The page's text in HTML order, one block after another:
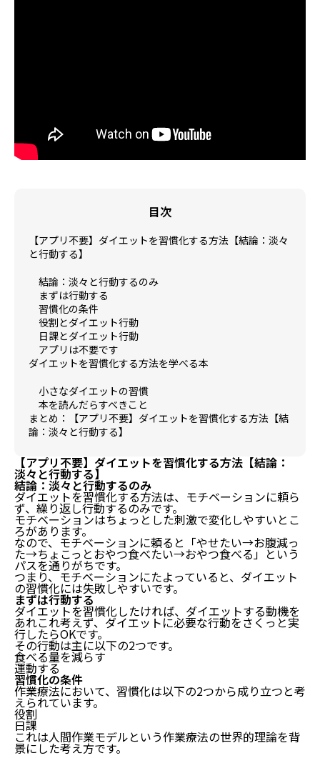
目次
【アプリ不要】ダイエットを習慣化する方法【結論：淡々
と行動する】
結論：淡々と行動するのみ
まずは行動する
習慣化の条件
役割とダイエット行動
日課とダイエット行動
アプリは不要です
ダイエットを習慣化する方法を学べる本
小さなダイエットの習慣
本を読んだらすべきこと
まとめ：【アプリ不要】ダイエットを習慣化する方法【結
論：淡々と行動する】
【アプリ不要】ダイエットを習慣化する方法【結論：
淡々と行動する】
結論：淡々と行動するのみ
ダイエットを習慣化する方法は、モチベーションに頼ら
ず、繰り返し行動するのみです。
モチベーションはちょっとした刺激で変化しやすいとこ
ろがあります。
なので、モチベーションに頼ると「やせたい→お腹減っ
た→ちょこっとおやつ食べたい→おやつ食べる」という
パスを通りがちです。
つまり、モチベーションにたよっていると、ダイエット
の習慣化には失敗しやすいです。
まずは行動する
ダイエットを習慣化したければ、ダイエットする動機を
あれこれ考えず、ダイエットに必要な行動をさくっと実
行したらOKです。
その行動は主に以下の2つです。
食べる量を減らす
運動する
習慣化の条件
作業療法において、習慣化は以下の2つから成り立つと考
えられています。
役割
日課
これは人間作業モデルという作業療法の世界的理論を背
景にした考え方です。